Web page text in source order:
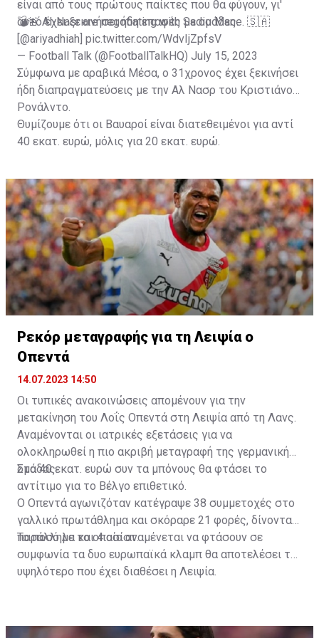
είναι από τους πρώτους παίκτες που θα φύγουν, γι'
αυτό έχει ξεκινήσει ήδη επαφές με ομάδες.
💣🚨 Al-Nasr are negotiating with Sadio Mane. 🇸🇦
[@ariyadhiah] pic.twitter.com/WdvIjZpfsV
— Football Talk (@FootballTalkHQ) July 15, 2023
Σύμφωνα με αραβικά Μέσα, ο 31χρονος έχει ξεκινήσει
ήδη διαπραγματεύσεις με την Αλ Νασρ του Κριστιάνο
Ρονάλντο.
Θυμίζουμε ότι οι Βαυαροί είναι διατεθειμένοι για αντί
40 εκατ. ευρώ, μόλις για 20 εκατ. ευρώ.
Ρεκόρ μεταγραφής για τη Λειψία ο
Οπεντά
14.07.2023 14:50
Οι τυπικές ανακοινώσεις απομένουν για την
μετακίνηση του Λοΐς Οπεντά στη Λειψία από τη Λανς.
Αναμένονται οι ιατρικές εξετάσεις για να
ολοκληρωθεί η πιο ακριβή μεταγραφή της γερμανικής
ομάδας.
Στα 40 εκατ. ευρώ συν τα μπόνους θα φτάσει το
αντίτιμο για το Βέλγο επιθετικό.
Ο Οπεντά αγωνιζόταν κατέγραψε 38 συμμετοχές στο
γαλλικό πρωτάθλημα και σκόραρε 21 φορές, δίνοντας
παράλληλα και 4 ασίστ.
Το ποσό με το οποίο αναμένεται να φτάσουν σε
συμφωνία τα δυο ευρωπαϊκά κλαμπ θα αποτελέσει το
υψηλότερο που έχει διαθέσει η Λειψία.